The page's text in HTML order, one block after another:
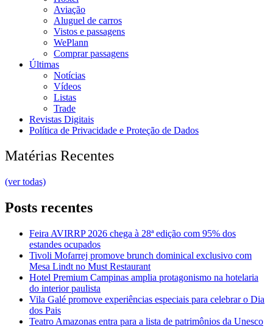
Aviação
Aluguel de carros
Vistos e passagens
WePlann
Comprar passagens
Últimas
Notícias
Vídeos
Listas
Trade
Revistas Digitais
Política de Privacidade e Proteção de Dados
Matérias Recentes
(ver todas)
Posts recentes
Feira AVIRRP 2026 chega à 28ª edição com 95% dos
estandes ocupados
Tivoli Mofarrej promove brunch dominical exclusivo com
Mesa Lindt no Must Restaurant
Hotel Premium Campinas amplia protagonismo na hotelaria
do interior paulista
Vila Galé promove experiências especiais para celebrar o Dia
dos Pais
Teatro Amazonas entra para a lista de patrimônios da Unesco